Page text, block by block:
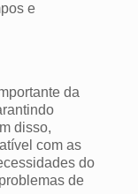
e
da
disso,
com as
do
de